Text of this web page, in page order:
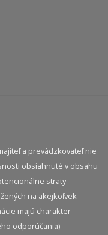
a prevádzkovateľ nie
obsiahnuté v obsahu
straty
na akejkoľvek
majú charakter
odporúčania)